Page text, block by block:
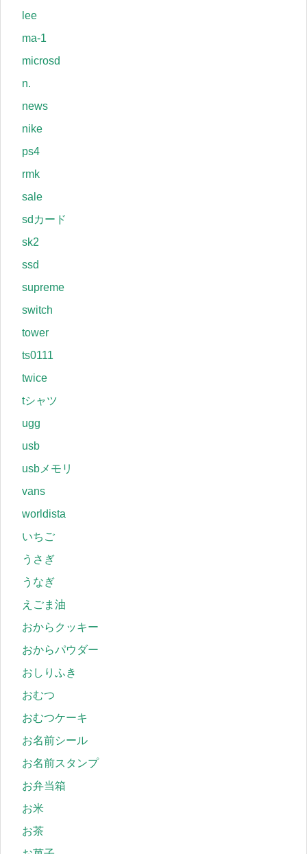
lee
ma-1
microsd
n.
news
nike
ps4
rmk
sale
sdカード
sk2
ssd
supreme
switch
tower
ts0111
twice
tシャツ
ugg
usb
usbメモリ
vans
worldista
いちご
うさぎ
うなぎ
えごま油
おからクッキー
おからパウダー
おしりふき
おむつ
おむつケーキ
お名前シール
お名前スタンプ
お弁当箱
お米
お茶